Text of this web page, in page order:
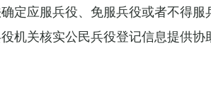
定应服兵役、免服兵役或者不得
关核实公民兵役登记信息提供协